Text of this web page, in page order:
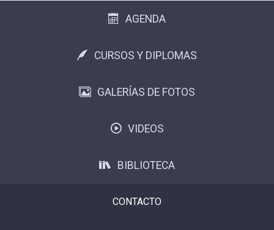
AGENDA
CURSOS Y DIPLOMAS
GALERÍAS DE FOTOS
VIDEOS
BIBLIOTECA
CONTACTO